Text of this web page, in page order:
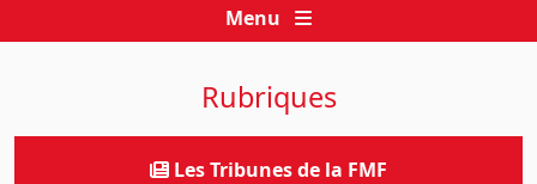
Menu
Rubriques
Les Tribunes de la FMF